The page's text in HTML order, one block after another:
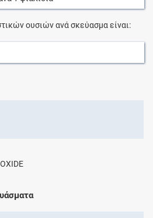
ουσιών ανά σκεύασμα είναι: